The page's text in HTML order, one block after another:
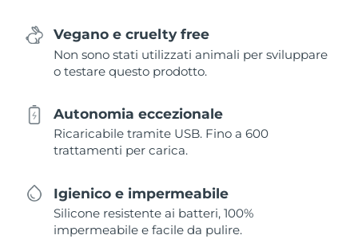
Vegano e cruelty free
Non sono stati utilizzati animali per sviluppare
o testare questo prodotto.
Autonomia eccezionale
Ricaricabile tramite USB. Fino a 600
trattamenti per carica.
Igienico e impermeabile
Silicone resistente ai batteri, 100%
impermeabile e facile da pulire.